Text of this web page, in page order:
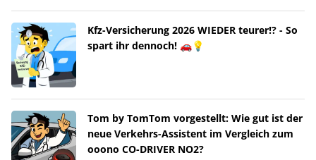
Kfz-Versicherung 2026 WIEDER teurer!? - So
spart ihr dennoch! 🚗💡
Tom by TomTom vorgestellt: Wie gut ist der
neue Verkehrs-Assistent im Vergleich zum
ooono CO-DRIVER NO2?